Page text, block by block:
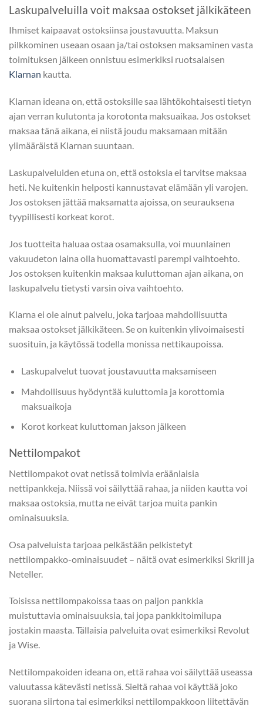
Laskupalveluilla voit maksaa ostokset jälkikäteen
Ihmiset kaipaavat ostoksiinsa joustavuutta. Maksun
pilkkominen useaan osaan ja/tai ostoksen maksaminen vasta
toimituksen jälkeen onnistuu esimerkiksi ruotsalaisen
Klarnan kautta.
Klarnan ideana on, että ostoksille saa lähtökohtaisesti tietyn
ajan verran kulutonta ja korotonta maksuaikaa. Jos ostokset
maksaa tänä aikana, ei niistä joudu maksamaan mitään
ylimääräistä Klarnan suuntaan.
Laskupalveluiden etuna on, että ostoksia ei tarvitse maksaa
heti. Ne kuitenkin helposti kannustavat elämään yli varojen.
Jos ostoksen jättää maksamatta ajoissa, on seurauksena
tyypillisesti korkeat korot.
Jos tuotteita haluaa ostaa osamaksulla, voi muunlainen
vakuudeton laina olla huomattavasti parempi vaihtoehto.
Jos ostoksen kuitenkin maksaa kuluttoman ajan aikana, on
laskupalvelu tietysti varsin oiva vaihtoehto.
Klarna ei ole ainut palvelu, joka tarjoaa mahdollisuutta
maksaa ostokset jälkikäteen. Se on kuitenkin ylivoimaisesti
suosituin, ja käytössä todella monissa nettikaupoissa.
Laskupalvelut tuovat joustavuutta maksamiseen
Mahdollisuus hyödyntää kuluttomia ja korottomia
maksuaikoja
Korot korkeat kuluttoman jakson jälkeen
Nettilompakot
Nettilompakot ovat netissä toimivia eräänlaisia
nettipankkeja. Niissä voi säilyttää rahaa, ja niiden kautta voi
maksaa ostoksia, mutta ne eivät tarjoa muita pankin
ominaisuuksia.
Osa palveluista tarjoaa pelkästään pelkistetyt
nettilompakko-ominaisuudet – näitä ovat esimerkiksi Skrill ja
Neteller.
Toisissa nettilompakoissa taas on paljon pankkia
muistuttavia ominaisuuksia, tai jopa pankkitoimilupa
jostakin maasta. Tällaisia palveluita ovat esimerkiksi Revolut
ja Wise.
Nettilompakoiden ideana on, että rahaa voi säilyttää useassa
valuutassa kätevästi netissä. Sieltä rahaa voi käyttää joko
suorana siirtona tai esimerkiksi nettilompakkoon liitettävän